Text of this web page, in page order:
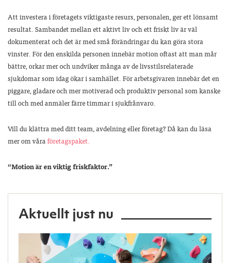
Att investera i företagets viktigaste resurs, personalen, ger ett lönsamt
resultat. Sambandet mellan ett aktivt liv och ett friskt liv är väl
dokumenterat och det är med små förändringar du kan göra stora
vinster. För den enskilda personen innebär motion oftast att man mår
bättre, orkar mer och undviker många av de livsstilsrelaterade
sjukdomar som idag ökar i samhället. För arbetsgivaren innebär det en
piggare, gladare och mer motiverad och produktiv personal som kanske
till och med anmäler färre timmar i sjukfrånvaro.
Vill du klättra med ditt team, avdelning eller företag? Då kan du läsa
mer om våraföretagspaket.
“Motion är en viktig friskfaktor.”
Aktuellt just nu